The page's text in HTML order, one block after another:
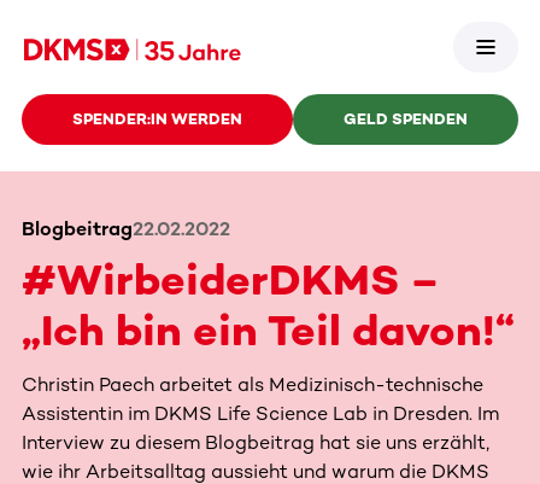
SPENDER:IN WERDEN GELD SPENDEN
Blogbeitrag22.02.2022
#WirbeiderDKMS –
„Ich bin ein Teil davon!“
Christin Paech arbeitet als Medizinisch-technische
Assistentin im DKMS Life Science Lab in Dresden. Im
Interview zu diesem Blogbeitrag hat sie uns erzählt,
wie ihr Arbeitsalltag aussieht und warum die DKMS